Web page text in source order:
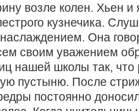
возле колен. Хьен и
кузнечика.
Она
своим уважением
нашей школы так, что
пустыню. После
постоянно